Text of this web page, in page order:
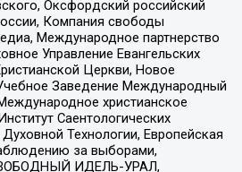
Оксфордский российский
Компания свободы
Международное партнерство
Управление Евангельских
Церкви, Новое
Заведение Международный
христианское
Саентологических
Технологии, Европейская
за выборами,
ИДЕЛЬ-УРАЛ,